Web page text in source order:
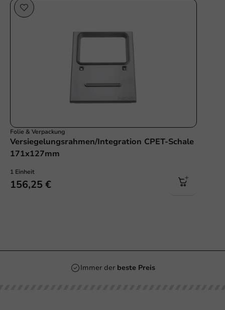
Folie & Verpackung
Versiegelungsrahmen/Integration CPET-Schale
171x127mm
1 Einheit
156,25 €
Immer der beste Preis